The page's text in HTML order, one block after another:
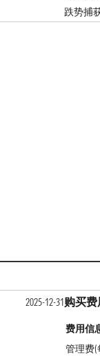
跌势捕
2025-12-31购买费
费用信
管理费(